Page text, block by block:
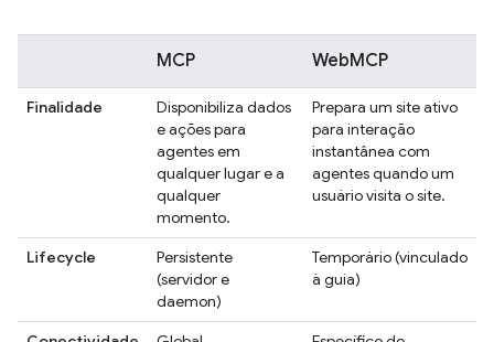
MCP WebMCP
Finalidade
Disponibiliza dados
e ações para
agentes em
qualquer lugar e a
qualquer
momento.
Prepara um site ativo
para interação
instantânea com
agentes quando um
usuário visita o site.
Lifecycle
Persistente
(servidor e
daemon)
Temporário (vinculado
à guia)